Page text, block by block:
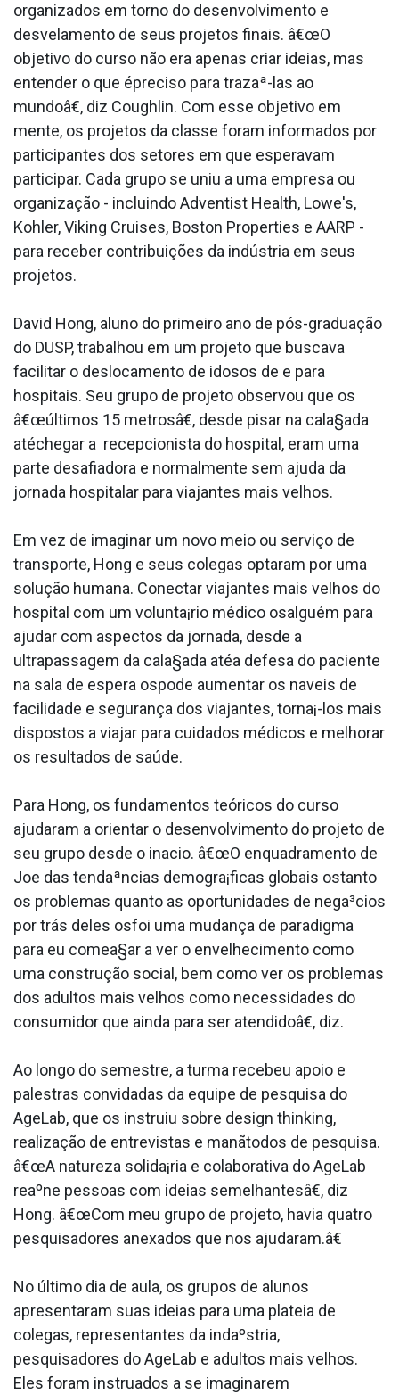
organizados em torno do desenvolvimento e
desvelamento de seus projetos finais. â€œO
objetivo do curso não era apenas criar ideias, mas
entender o que épreciso para trazaª-las ao
mundoâ€, diz Coughlin. Com esse objetivo em
mente, os projetos da classe foram informados por
participantes dos setores em que esperavam
participar. Cada grupo se uniu a uma empresa ou
organização - incluindo Adventist Health, Lowe's,
Kohler, Viking Cruises, Boston Properties e AARP -
para receber contribuições da indústria em seus
projetos.
David Hong, aluno do primeiro ano de pós-graduação
do DUSP, trabalhou em um projeto que buscava
facilitar o deslocamento de idosos de e para
hospitais. Seu grupo de projeto observou que os
â€œúltimos 15 metrosâ€, desde pisar na cala§ada
atéchegar a recepcionista do hospital, eram uma
parte desafiadora e normalmente sem ajuda da
jornada hospitalar para viajantes mais velhos.
Em vez de imaginar um novo meio ou serviço de
transporte, Hong e seus colegas optaram por uma
solução humana. Conectar viajantes mais velhos do
hospital com um volunta¡rio médico osalguém para
ajudar com aspectos da jornada, desde a
ultrapassagem da cala§ada atéa defesa do paciente
na sala de espera ospode aumentar os na­veis de
facilidade e segurança dos viajantes, torna¡-los mais
dispostos a viajar para cuidados médicos e melhorar
os resultados de saúde.
Para Hong, os fundamentos teóricos do curso
ajudaram a orientar o desenvolvimento do projeto de
seu grupo desde o ina­cio. â€œO enquadramento de
Joe das tendaªncias demogra¡ficas globais ostanto
os problemas quanto as oportunidades de nega³cios
por trás deles osfoi uma mudança de paradigma
para eu comea§ar a ver o envelhecimento como
uma construção social, bem como ver os problemas
dos adultos mais velhos como necessidades do
consumidor que ainda para ser atendidoâ€, diz.
Ao longo do semestre, a turma recebeu apoio e
palestras convidadas da equipe de pesquisa do
AgeLab, que os instruiu sobre design thinking,
realização de entrevistas e manãtodos de pesquisa.
â€œA natureza solida¡ria e colaborativa do AgeLab
reaºne pessoas com ideias semelhantesâ€, diz
Hong. â€œCom meu grupo de projeto, havia quatro
pesquisadores anexados que nos ajudaram.â€
No último dia de aula, os grupos de alunos
apresentaram suas ideias para uma plateia de
colegas, representantes da indaºstria,
pesquisadores do AgeLab e adultos mais velhos.
Eles foram instrua­dos a se imaginarem